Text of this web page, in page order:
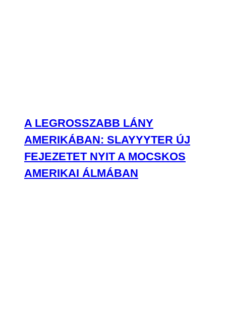
A LEGROSSZABB LÁNY
AMERIKÁBAN: SLAYYYTER ÚJ
FEJEZETET NYIT A MOCSKOS
AMERIKAI ÁLMÁBAN